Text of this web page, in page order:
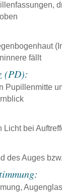
fällt
(PD):
Pupillenmitte
Licht bei
des Auges